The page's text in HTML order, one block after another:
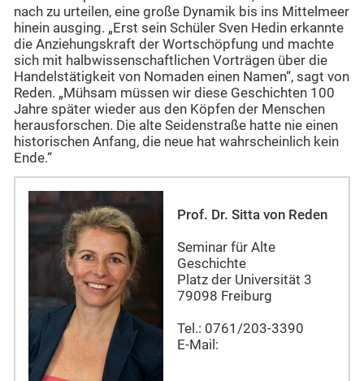
nach zu urteilen, eine große Dynamik bis ins Mittelmeer
hinein ausging. „Erst sein Schüler Sven Hedin erkannte
die Anziehungskraft der Wortschöpfung und machte
sich mit halbwissenschaftlichen Vorträgen über die
Handelstätigkeit von Nomaden einen Namen“, sagt von
Reden. „Mühsam müssen wir diese Geschichten 100
Jahre später wieder aus den Köpfen der Menschen
herausforschen. Die alte Seidenstraße hatte nie einen
historischen Anfang, die neue hat wahrscheinlich kein
Ende.“
Prof. Dr. Sitta von Reden
Seminar für Alte
Geschichte
Platz der Universität 3
79098 Freiburg
Tel.: 0761/203-3390
E-Mail: